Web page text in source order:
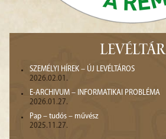
LEVÉLTÁR
SZEMÉLYI HÍREK – ÚJ LEVÉLTÁROS
2026.02.01.
E-ARCHIVUM – INFORMATIKAI PROBLÉMA
2026.01.27.
Pap – tudós – művész
2025.11.27.